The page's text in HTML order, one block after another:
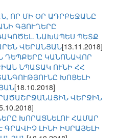
ՈՐ ՄԻ ՕՐ ԱԴՐԲԵՋԱՆԸ
ԳՅՈՒՂԵՐԸ
ՆԱԽԱՊԵՍ ՊԵՏՔ
ՎԵՐԱՆՅԱՆ[13.11.2018]
ԿԱՆՈՆԱՎՈՐ
ՆՊԱՏԱԿ ՈՒՆԻ ՀՀ
ԽՈՑԵԼԻ
[18.10.2018]
ՎԵՐՋԻՆ
ԽՈՐԱՑՆԵԼՈՒ ՀԱՄԱՐ
ԼԻՆԻ ԻՍՐԱՅԵԼԻ